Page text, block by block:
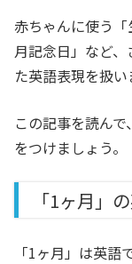
赤ちゃんに使う
月記念日」など
た英語表現を扱い
この記事を読ん
をつけましょう。
「1ヶ月」
「1ヶ月」は英